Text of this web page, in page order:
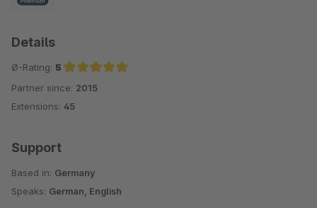
Details
Ø-Rating: 5
Average rating of 5 out of 5 stars
Partner since: 2015
Extensions: 45
Support
Based in: Germany
Speaks: German, English